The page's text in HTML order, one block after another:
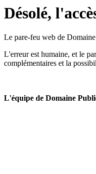
Désolé,
Le pare-feu web de Domaine
L'erreur est humaine, et le
complémentaires et la
L'équipe de Domaine